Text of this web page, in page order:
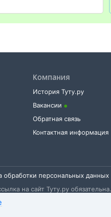
Компания
История Туту.ру
Вакансии
Обратная связь
Контактная информация
обработки персональных данных
на сайт Туту.ру обязательна.